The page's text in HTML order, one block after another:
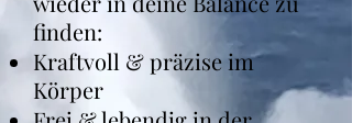
finden:
Kraftvoll & präzise im
Körper